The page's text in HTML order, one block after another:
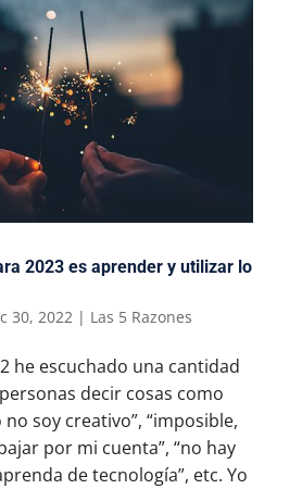
2023 es aprender y utilizar lo
30, 2022| Las 5 Razones
he escuchado una cantidad
decir cosas como
soy creativo”, “imposible,
por mi cuenta”, “no hay
de tecnología”, etc. Yo